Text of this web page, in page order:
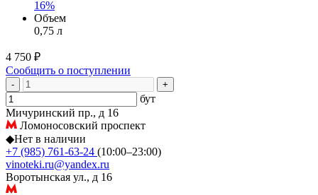
16%
Объем
0,75 л
4 750 ₽
Сообщить о поступлении
- +
бут
Мичуринский пр., д 16
Ломоносовский проспект
◆Нет в наличии
+7 (985) 761-63-24 (10:00–23:00)
vinoteki.ru@yandex.ru
Воротынская ул., д 16